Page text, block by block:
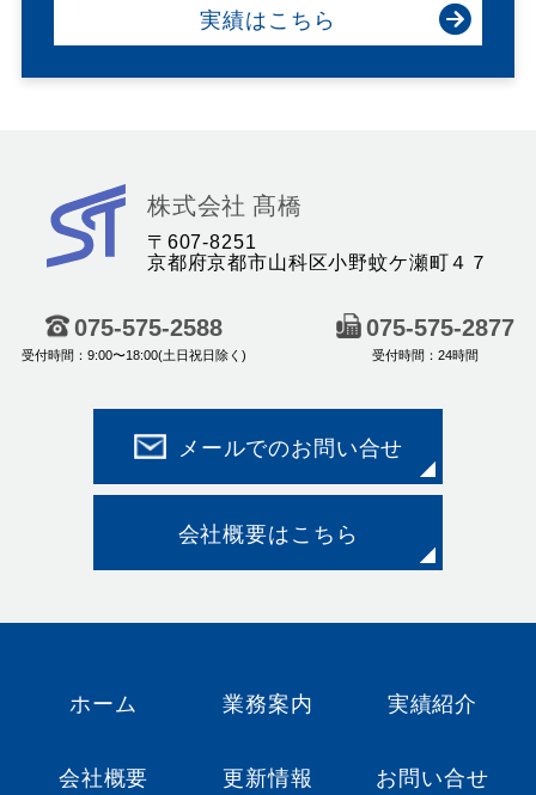
実績はこちら
橋
株式会社 髙橋
〒607-8251
京都府京都市山科区小野蚊ケ瀬町４７
075-575-2588
受付時間：9:00〜18:00(土日祝日除く)
075-575-2877
受付時間：24時間
メールでのお問い合せ
会社概要はこちら
ホーム 業務案内 実績紹介
会社概要 更新情報 お問い合せ